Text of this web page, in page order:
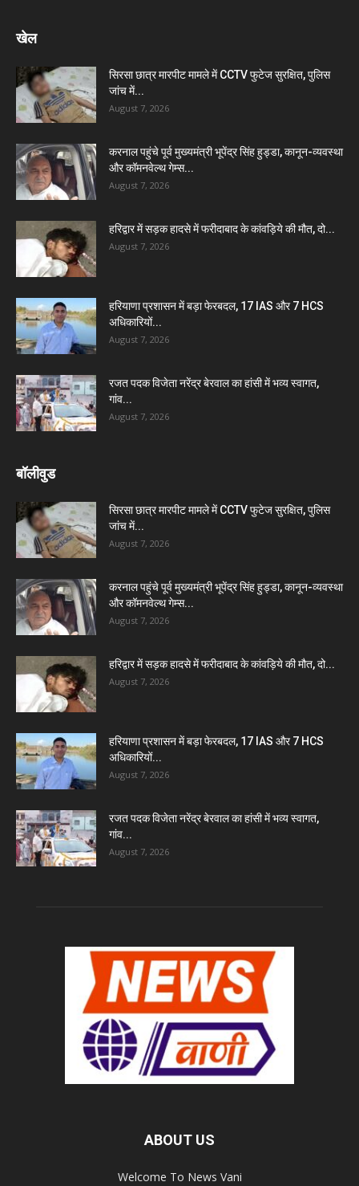
खेल
सिरसा छात्र मारपीट मामले में CCTV फुटेज सुरक्षित, पुलिस
जांच में...
August 7, 2026
करनाल पहुंचे पूर्व मुख्यमंत्री भूपेंद्र सिंह हुड्डा, कानून-व्यवस्था
और कॉमनवेल्थ गेम्स...
August 7, 2026
हरिद्वार में सड़क हादसे में फरीदाबाद के कांवड़िये की मौत, दो...
August 7, 2026
हरियाणा प्रशासन में बड़ा फेरबदल, 17 IAS और 7 HCS
अधिकारियों...
August 7, 2026
रजत पदक विजेता नरेंद्र बेरवाल का हांसी में भव्य स्वागत,
गांव...
August 7, 2026
बॉलीवुड
सिरसा छात्र मारपीट मामले में CCTV फुटेज सुरक्षित, पुलिस
जांच में...
August 7, 2026
करनाल पहुंचे पूर्व मुख्यमंत्री भूपेंद्र सिंह हुड्डा, कानून-व्यवस्था
और कॉमनवेल्थ गेम्स...
August 7, 2026
हरिद्वार में सड़क हादसे में फरीदाबाद के कांवड़िये की मौत, दो...
August 7, 2026
हरियाणा प्रशासन में बड़ा फेरबदल, 17 IAS और 7 HCS
अधिकारियों...
August 7, 2026
रजत पदक विजेता नरेंद्र बेरवाल का हांसी में भव्य स्वागत,
गांव...
August 7, 2026
ABOUT US
Welcome To News Vani